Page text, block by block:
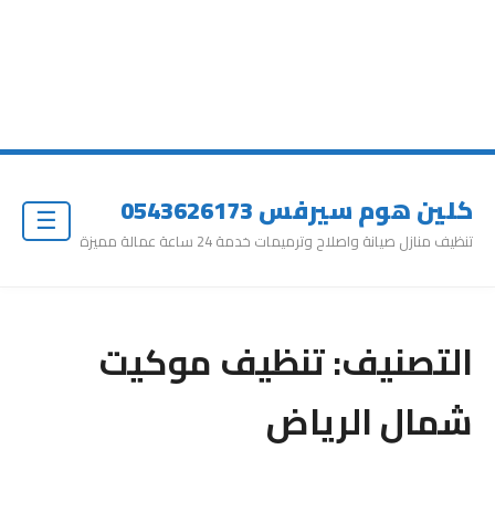
كلين هوم سيرفس 0543626173
تنظيف منازل صيانة واصلاح وترميمات خدمة 24 ساعة عمالة مميزة
التصنيف:تنظيف موكيت
شمال الرياض